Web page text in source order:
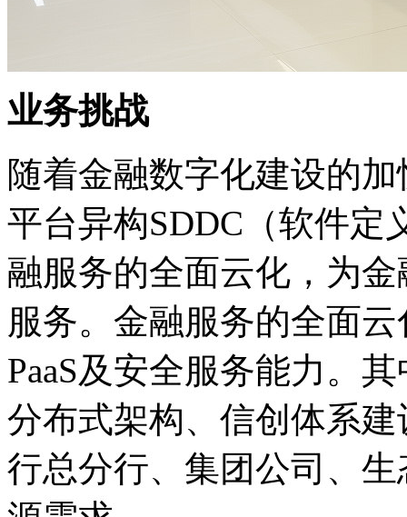
业务挑战
随着金融数字化建设的加
平台异构SDDC（软件定
融服务的全面云化，
服务。金融服务的全面
PaaS及安全服务能力。其
分布式架构、信创体系
行总分行、集团公司